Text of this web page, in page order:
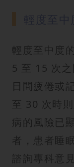
輕度至中度
5 至 15 次
日間疲倦或
至 30 次時
病的風險已
者，患者睡
諮詢專科意